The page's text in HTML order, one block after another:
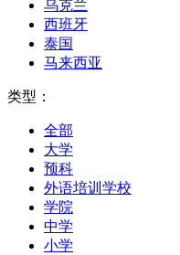
乌克兰
西班牙
泰国
马来西亚
类型：
全部
大学
预科
外语培训学校
学院
中学
小学